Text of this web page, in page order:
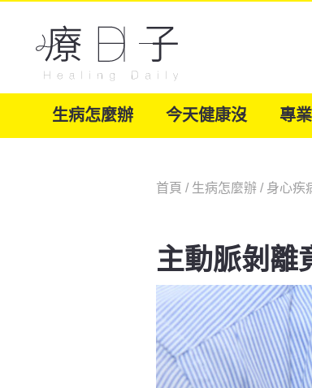
生病怎麼辦 今天健康沒 專
首頁 / 生病怎麼辦 / 身心疾
主動脈剝離